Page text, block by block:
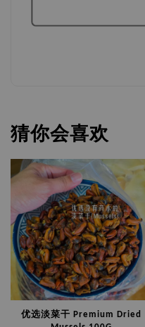
猜你会喜欢
优选淡菜干 Premium Dried